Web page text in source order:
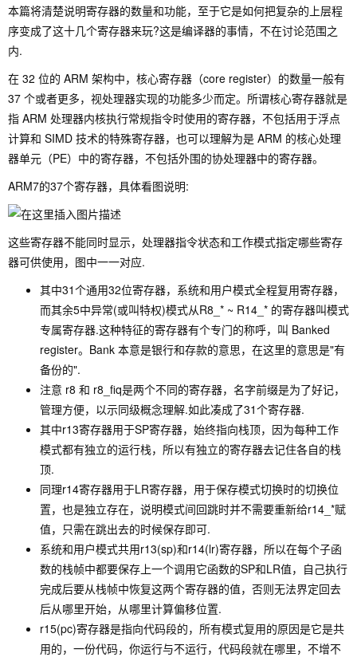
本篇将清楚说明寄存器的数量和功能，至于它是如何把复杂的上层程
序变成了这十几个寄存器来玩?这是编译器的事情，不在讨论范围之
内.
在 32 位的 ARM 架构中，核心寄存器（core register）的数量一般有
37 个或者更多，视处理器实现的功能多少而定。所谓核心寄存器就是
指 ARM 处理器内核执行常规指令时使用的寄存器，不包括用于浮点
计算和 SIMD 技术的特殊寄存器，也可以理解为是 ARM 的核心处理
器单元（PE）中的寄存器，不包括外围的协处理器中的寄存器。
ARM7的37个寄存器，具体看图说明:
这些寄存器不能同时显示，处理器指令状态和工作模式指定哪些寄存
器可供使用，图中一一对应.
其中31个通用32位寄存器，系统和用户模式全程复用寄存器，
而其余5中异常(或叫特权)模式从R8_* ~ R14_* 的寄存器叫模式
专属寄存器.这种特征的寄存器有个专门的称呼，叫 Banked
register。Bank 本意是银行和存款的意思，在这里的意思是"有
备份的".
注意 r8 和 r8_fiq是两个不同的寄存器，名字前缀是为了好记，
管理方便，以示同级概念理解.如此凑成了31个寄存器.
其中r13寄存器用于SP寄存器，始终指向栈顶，因为每种工作
模式都有独立的运行栈，所以有独立的寄存器去记住各自的栈
顶.
同理r14寄存器用于LR寄存器，用于保存模式切换时的切换位
置，也是独立存在，说明模式间回跳时并不需要重新给r14_*赋
值，只需在跳出去的时候保存即可.
系统和用户模式共用r13(sp)和r14(lr)寄存器，所以在每个子函
数的栈帧中都要保存上一个调用它函数的SP和LR值，自己执行
完成后要从栈帧中恢复这两个寄存器的值，否则无法界定回去
后从哪里开始，从哪里计算偏移位置.
r15(pc)寄存器是指向代码段的，所有模式复用的原因是它是共
用的，一份代码，你运行与不运行，代码段就在哪里，不增不